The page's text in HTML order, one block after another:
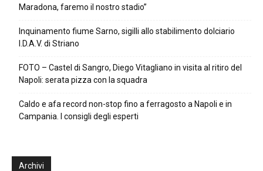
Maradona, faremo il nostro stadio”
Inquinamento fiume Sarno, sigilli allo stabilimento dolciario
I.D.A.V. di Striano
FOTO – Castel di Sangro, Diego Vitagliano in visita al ritiro del
Napoli: serata pizza con la squadra
Caldo e afa record non-stop fino a ferragosto a Napoli e in
Campania. I consigli degli esperti
Archivi